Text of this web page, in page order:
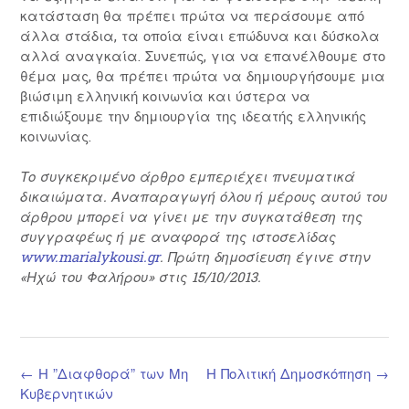
κατάσταση θα πρέπει πρώτα να περάσουμε από
άλλα στάδια, τα οποία είναι επώδυνα και δύσκολα
αλλά αναγκαία. Συνεπώς, για να επανέλθουμε στο
θέμα μας, θα πρέπει πρώτα να δημιουργήσουμε μια
βιώσιμη ελληνική κοινωνία και ύστερα να
επιδιώξουμε την δημιουργία της ιδεατής ελληνικής
κοινωνίας.
Το συγκεκριμένο άρθρο εμπεριέχει πνευματικά
δικαιώματα. Αναπαραγωγή όλου ή μέρους αυτού του
άρθρου μπορεί να γίνει με την συγκατάθεση της
συγγραφέως ή με αναφορά της ιστοσελίδας
www.marialykousi.gr. Πρώτη δημοσίευση έγινε στην
«Ηχώ του Φαλήρου» στις 15/10/2013.
Post
navigation
Η Πολιτική Δημοσκόπηση →
← Η ”Διαφθορά” των Μη
Κυβερνητικών